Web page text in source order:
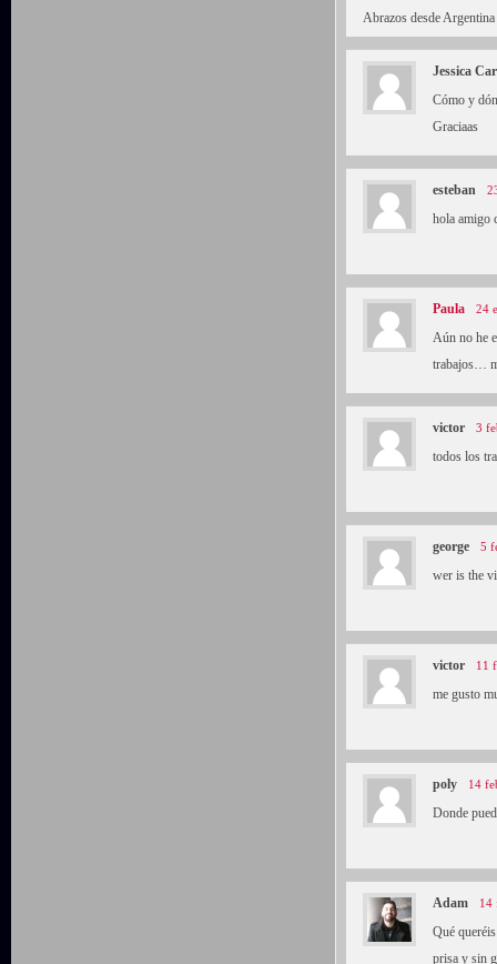
Abrazos desde Argentina
Jessica
Cómo y
Graciaas
esteban
hola amigo
Paula 24
Aún no he
trabajos…
victor 3
todos los
george 5
wer is the
victor 11
me gusto
poly 14
Donde
Adam 14
Qué
prisa y sin